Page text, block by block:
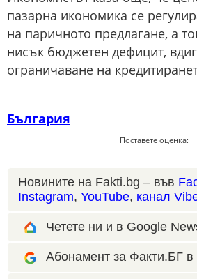
пазарна икономика се
на паричното предлагане, а
нисък бюджетен дефицит,
ограничаване на
България
Поставете оценка:
Новините на Fakti.bg – във
Instagram, YouTube, канал
Четете ни и в Google
Абонамент за Факти.БГ в